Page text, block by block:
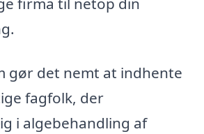
gør det nemt at indhente
fagfolk, der
i algebehandling af